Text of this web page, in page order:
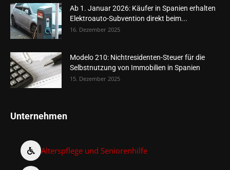
Ab 1. Januar 2026: Käufer in Spanien erhalten
Elektroauto-Subvention direkt beim...
16. Dezember 2025
Modelo 210: Nichtresidenten-Steuer für die
Selbstnutzung von Immobilien in Spanien
15. Dezember 2025
Unternehmen
Alterspflege und Seniorenhilfe